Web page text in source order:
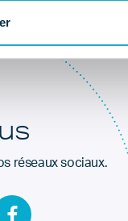
réseaux sociaux.